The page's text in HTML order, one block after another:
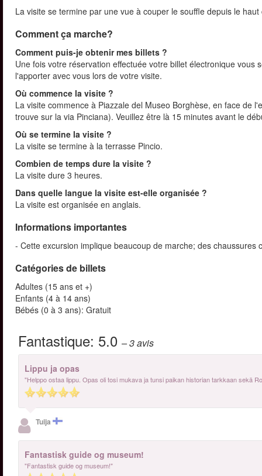
La visite se termine par une vue à couper le souffle depuis le
Comment ça marche?
Comment puis-je obtenir mes billets ?
Une fois votre réservation effectuée votre billet électronique
l'apporter avec vous lors de votre visite.
Où commence la visite ?
La visite commence à Piazzale del Museo Borghèse, en face de
trouve sur la via Pinciana). Veuillez être là 15 minutes avant le
Où se termine la visite ?
La visite se termine à la terrasse Pincio.
Combien de temps dure la visite ?
La visite dure 3 heures.
Dans quelle langue la visite est-elle organisée ?
La visite est organisée en anglais.
Informations importantes
- Cette excursion implique beaucoup de marche; des chaussures
Catégories de billets
Adultes (15 ans et +)
Enfants (4 à 14 ans)
Bébés (0 à 3 ans): Gratuit
Fantastique: 5.0 – 3avis
Lippu ja opas
"Helppo ostaa lippu. Opas oli tosi mukava ja tunsi paikan historian tarkkaan sekä
Tuija
Fantastisk guide og museum!
"Fantastisk guide og museum!"